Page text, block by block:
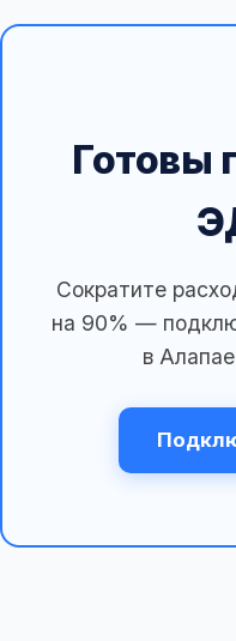
Готовы
Сократите
на 90% —
в